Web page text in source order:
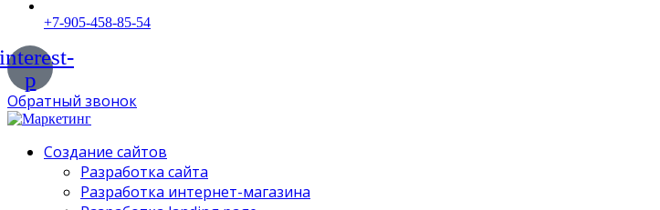
+7-905-458-85-54
p
Обратный звонок
Создание сайтов
Разработка сайта
Разработка интернет-магазина